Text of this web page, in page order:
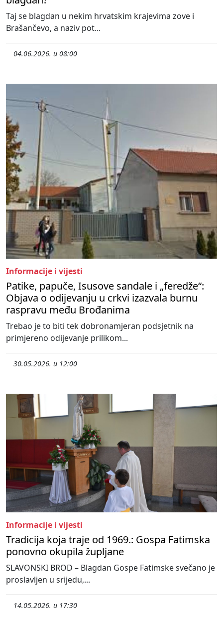
Taj se blagdan u nekim hrvatskim krajevima zove i
Brašančevo, a naziv pot...
04.06.2026. u 08:00
Informacije i vijesti
Patike, papuče, Isusove sandale i „feredže“:
Objava o odijevanju u crkvi izazvala burnu
raspravu među Brođanima
Trebao je to biti tek dobronamjeran podsjetnik na
primjereno odijevanje prilikom...
30.05.2026. u 12:00
Informacije i vijesti
Tradicija koja traje od 1969.: Gospa Fatimska
ponovno okupila župljane
SLAVONSKI BROD – Blagdan Gospe Fatimske svečano je
proslavljen u srijedu,...
14.05.2026. u 17:30